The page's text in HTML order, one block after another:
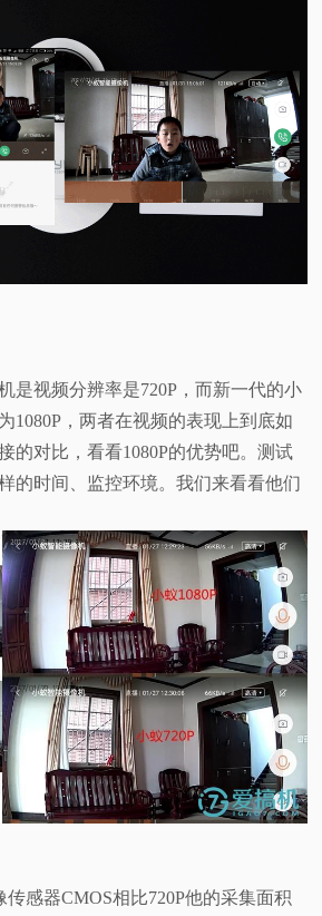
是视频分辨率是720P，而新一代的小
1080P，两者在视频的表现上到底如
的对比，看看1080P的优势吧。测试
的时间、监控环境。我们来看看他们
传感器CMOS相比720P他的采集面积